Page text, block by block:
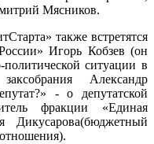
Мясников.
также встретятся
Игорь Кобзев (он
ситуации в
Александр
- о депутатской
фракции «Единая
Дикусарова(бюджетный